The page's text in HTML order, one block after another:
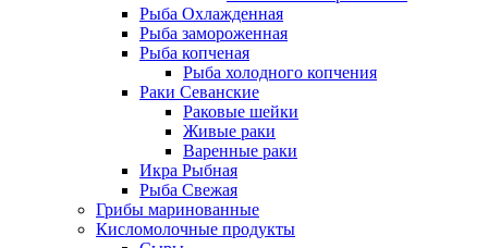
Рыба Охлажденная
Рыба замороженная
Рыба копченая
Рыба холодного копчения
Раки Севанские
Раковые шейки
Живые раки
Варенные раки
Икра Рыбная
Рыба Свежая
Грибы маринованные
Кисломолочные продукты